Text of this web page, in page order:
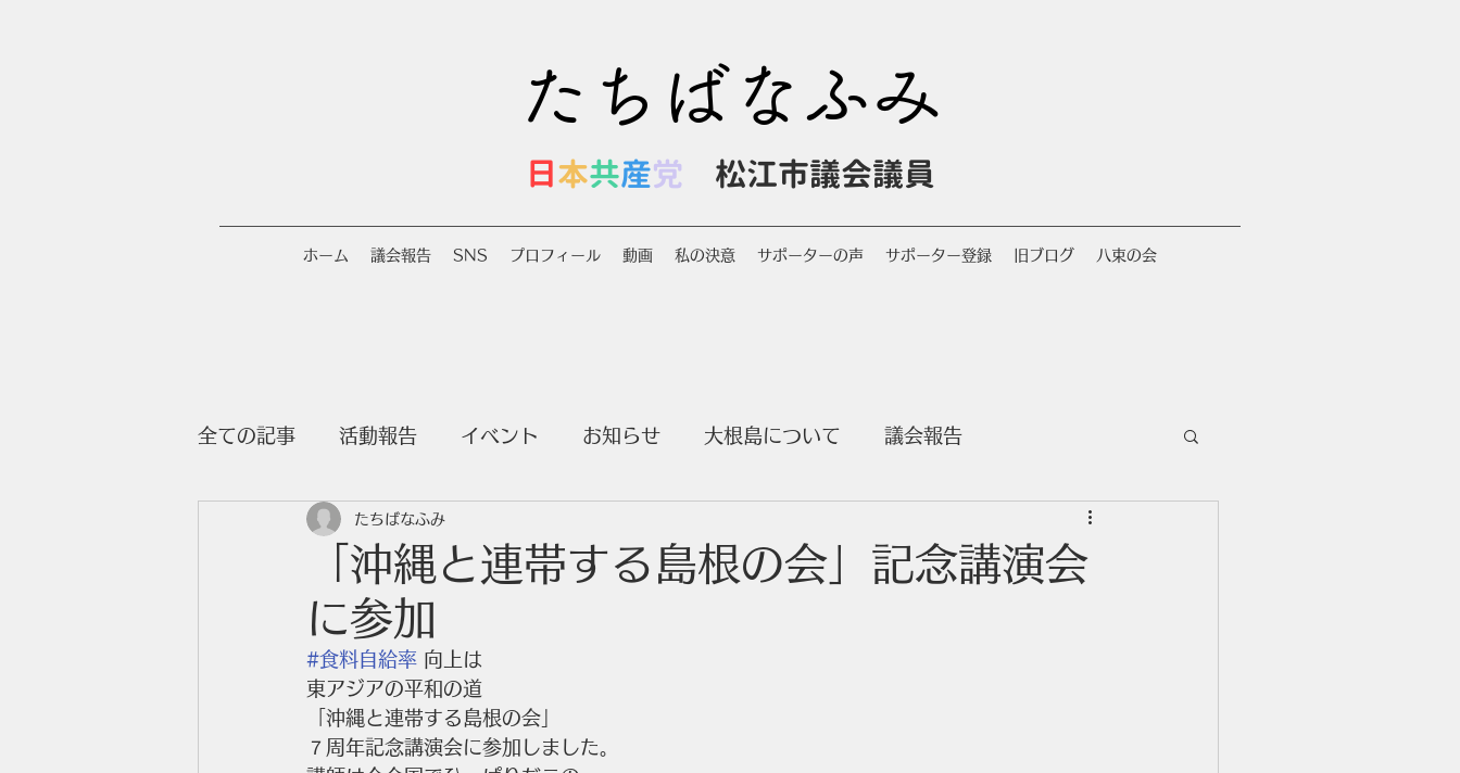
たちばなふみ
日本共産党 松江市議会議員
ホーム 議会報告 SNS プロフィール 動画 私の決意 サポーターの声 サポーター登録 旧ブログ 八束の会
全ての記事 活動報告 イベント お知らせ 大根島について 議会報告
「沖縄と連帯する島根の会」記念講演会
に参加
たちばなふみ
#食料自給率 向上は
東アジアの平和の道
「沖縄と連帯する島根の会」
７周年記念講演会に参加しました。